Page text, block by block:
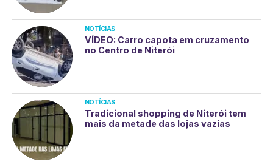
NOTÍCIAS
VÍDEO: Carro capota em cruzamento
no Centro de Niterói
NOTÍCIAS
Tradicional shopping de Niterói tem
mais da metade das lojas vazias